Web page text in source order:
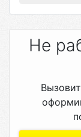
Не